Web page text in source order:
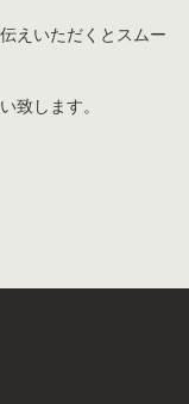
えいただくとスムー
致します。